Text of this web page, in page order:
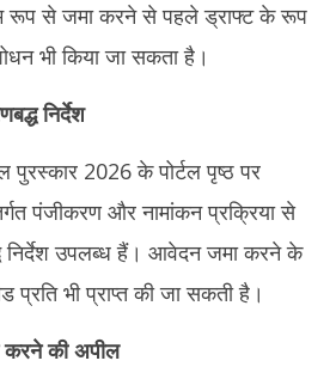
रूप से जमा करने से पहले ड्राफ्ट के रूप
भी किया जा सकता है।
निर्देश
पुरस्कार 2026 के पोर्टल पृष्ठ पर
पंजीकरण और नामांकन प्रक्रिया से
निर्देश उपलब्ध हैं। आवेदन जमा करने के
प्रति भी प्राप्त की जा सकती है।
करने की अपील